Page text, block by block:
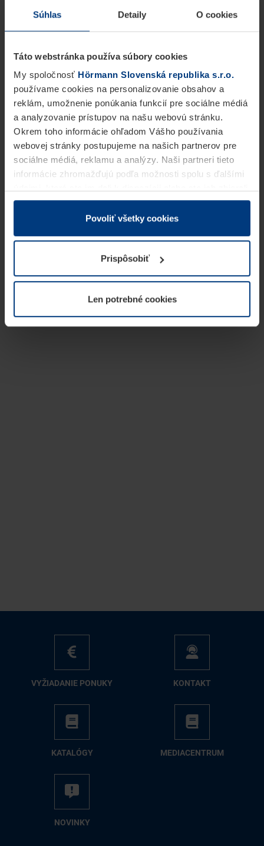
Súhlas Detaily O cookies
Táto webstránka používa súbory cookies
My spoločnosť Hörmann Slovenská republika s.r.o.
používame cookies na personalizovanie obsahov a
reklám, umožnenie ponúkania funkcií pre sociálne médiá
a analyzovanie prístupov na našu webovú stránku.
Okrem toho informácie ohľadom Vášho používania
webovej stránky postupujeme na našich partnerov pre
sociálne médiá, reklamu a analýzy. Naši partneri tieto
informácie zhromažďujú podľa možnosti spolu s ďalšími
v rámci Vášho využívania služieb.
Z právneho hľadiska môžeme cookies ukladať na Vašom
prevádzku tejto stránky. Pre všetky ostatné typy cookie
potrebujeme Vaše povolenie. Vaše povolenie môžete
kedykoľvek zmeniť alebo odvolať vo vysvetlení cookie
našej webovej stránky.
Povoliť všetky cookies
Prispôsobiť
Len potrebné cookies
VY­ŽIA­DA­NIE PO­NU­KY KON­TAKT
KA­TA­LÓ­GY ME­DIA­CEN­TRUM
NO­VIN­KY